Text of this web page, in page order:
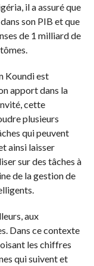
il a assuré que
son PIB et que
de 1 milliard de
Koundi est
apport dans la
cette
plusieurs
qui peuvent
ainsi laisser
sur des tâches à
de la gestion de
aux
Dans ce contexte
les chiffres
qui suivent et